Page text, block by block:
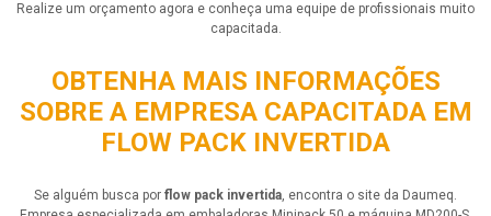
Realize um orçamento agora e conheça uma equipe de profissionais muito
capacitada.
OBTENHA MAIS INFORMAÇÕES
SOBRE A EMPRESA CAPACITADA EM
FLOW PACK INVERTIDA
Se alguém busca por flow pack invertida, encontra o site da Daumeq.